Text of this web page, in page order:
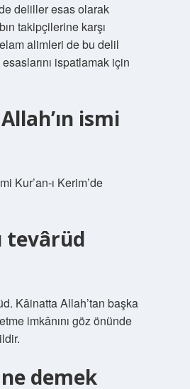
deliller esas olarak
takipçilerine karşı
alimleri de bu delil
ispatlamak için
ismi
Kur’an-ı Kerim’de
tevârüd
Kâinatta Allah’tan başka
imkânını göz önünde
demek